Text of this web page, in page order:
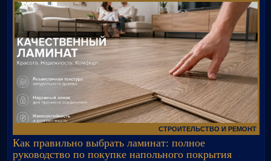
СТРОИТЕЛЬСТВО И РЕМОНТ
Как правильно выбрать ламинат: полное
руководство по покупке напольного покрытия